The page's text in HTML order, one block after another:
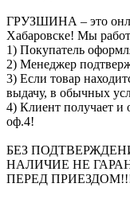
ГРУЗШИНА – это
Хабаровске! Мы
1) Покупатель
2) Менеджер
3) Если товар
выдачу, в обычных
4) Клиент получает и
оф.4!
БЕЗ
НАЛИЧИЕ НЕ
ПЕРЕД